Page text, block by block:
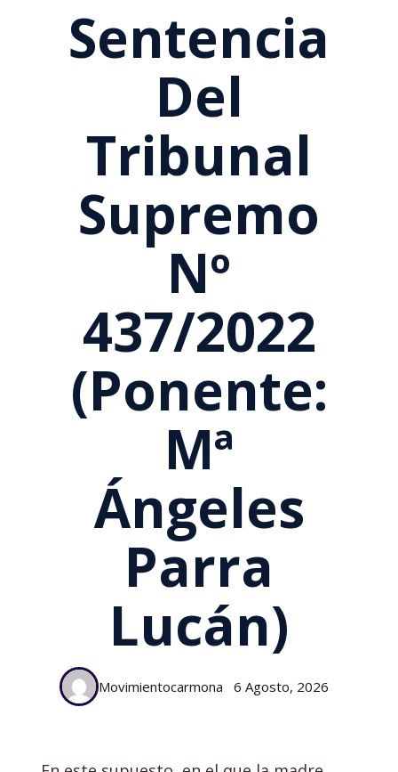
Sentencia
Del
Tribunal
Supremo
Nº
437/2022
(Ponente:
Mª
Ángeles
Parra
Lucán)
Movimientocarmona 6 Agosto, 2026